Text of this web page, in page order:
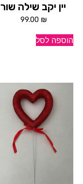
יין יקב שילה שור
99.00 ₪
הוספה לסל